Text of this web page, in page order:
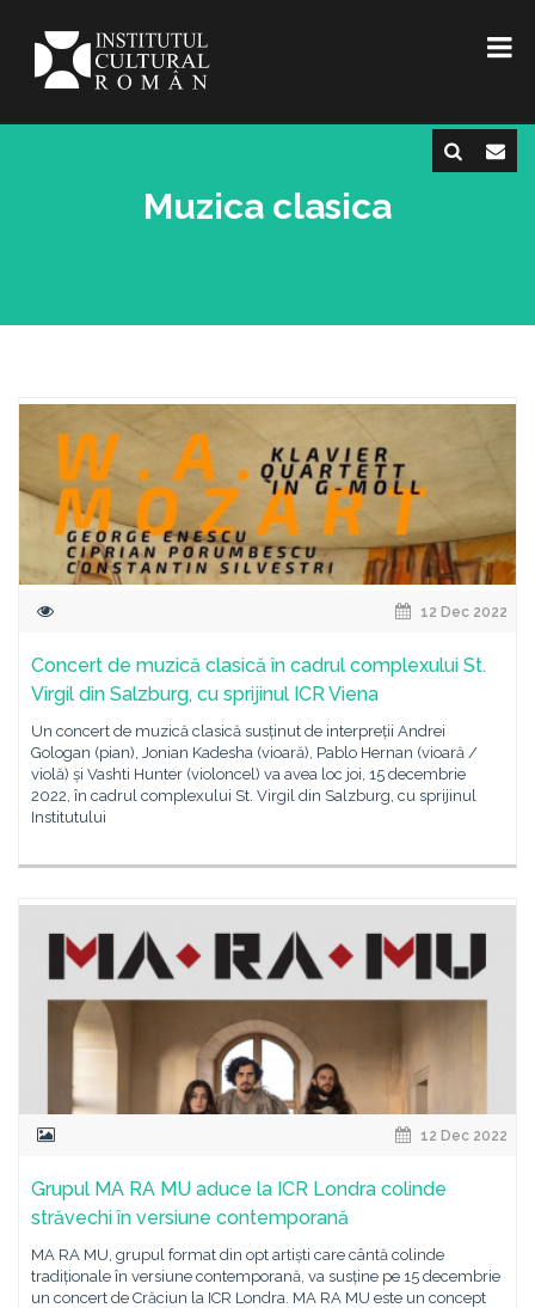
Muzica clasica
12 Dec 2022
Concert de muzică clasică în cadrul complexului St.
Virgil din Salzburg, cu sprijinul ICR Viena
Un concert de muzică clasică susținut de interpreții Andrei
Gologan (pian), Jonian Kadesha (vioară), Pablo Hernan (vioară /
violă) și Vashti Hunter (violoncel) va avea loc joi, 15 decembrie
2022, în cadrul complexului St. Virgil din Salzburg, cu sprijinul
Institutului
12 Dec 2022
Grupul MA RA MU aduce la ICR Londra colinde
străvechi în versiune contemporană
MA RA MU, grupul format din opt artiști care cântă colinde
tradiționale în versiune contemporană, va susține pe 15 decembrie
un concert de Crăciun la ICR Londra. MA RA MU este un concept